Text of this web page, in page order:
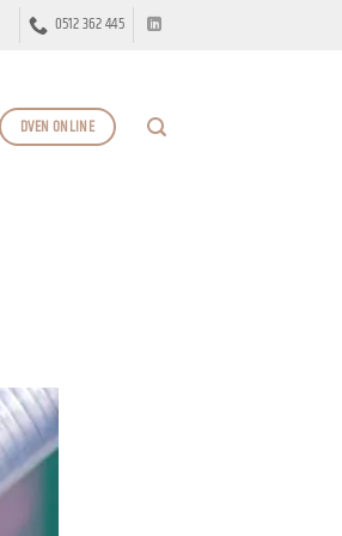
0512 362 445
DVEN ONLINE